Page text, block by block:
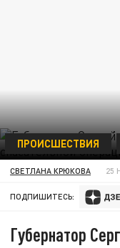
ПРОИСШЕСТВИЯ
СВЕТЛАНА КРЮКОВА 25
ПОДПИШИТЕСЬ:
Губернатор